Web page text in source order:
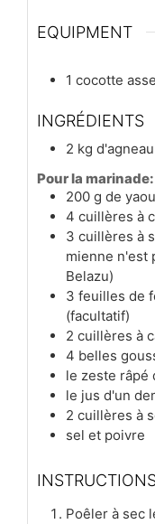
EQUIPMENT
1 cocotte
INGRÉDIENTS
2 kg
Pour la marinade:
200 g de
4 cuillères à
3 cuillères à
mienne n'est
Belazu)
3 feuilles de
(facultatif)
2 cuillères à
4 belles
le zeste râpé
le jus d'un
2 cuillères à
sel et poivre
Poêler à sec